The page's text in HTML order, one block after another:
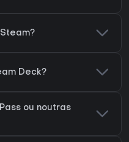
Steam?
Deck?
ou noutras